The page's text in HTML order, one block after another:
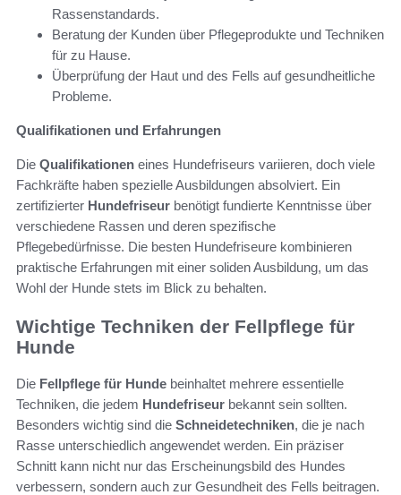
Rassenstandards.
Beratung der Kunden über Pflegeprodukte und Techniken
für zu Hause.
Überprüfung der Haut und des Fells auf gesundheitliche
Probleme.
Qualifikationen und Erfahrungen
Die Qualifikationen eines Hundefriseurs variieren, doch viele
Fachkräfte haben spezielle Ausbildungen absolviert. Ein
zertifizierter Hundefriseur benötigt fundierte Kenntnisse über
verschiedene Rassen und deren spezifische
Pflegebedürfnisse. Die besten Hundefriseure kombinieren
praktische Erfahrungen mit einer soliden Ausbildung, um das
Wohl der Hunde stets im Blick zu behalten.
Wichtige Techniken der Fellpflege für
Hunde
Die Fellpflege für Hunde beinhaltet mehrere essentielle
Techniken, die jedem Hundefriseur bekannt sein sollten.
Besonders wichtig sind die Schneidetechniken, die je nach
Rasse unterschiedlich angewendet werden. Ein präziser
Schnitt kann nicht nur das Erscheinungsbild des Hundes
verbessern, sondern auch zur Gesundheit des Fells beitragen.